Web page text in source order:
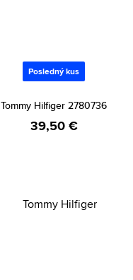
Posledný kus
Tommy Hilfiger 2780736
39,50 €